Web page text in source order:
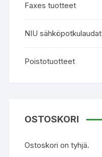
Faxes tuotteet
NIU sähköpotkulaudat
Poistotuotteet
OSTOSKORI
Ostoskori on tyhjä.